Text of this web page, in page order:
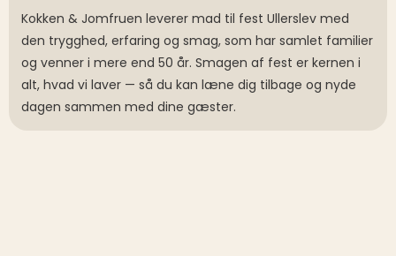
Kokken & Jomfruen leverer mad til fest Ullerslev med
den trygghed, erfaring og smag, som har samlet familier
og venner i mere end 50 år. Smagen af fest er kernen i
alt, hvad vi laver — så du kan læne dig tilbage og nyde
dagen sammen med dine gæster.